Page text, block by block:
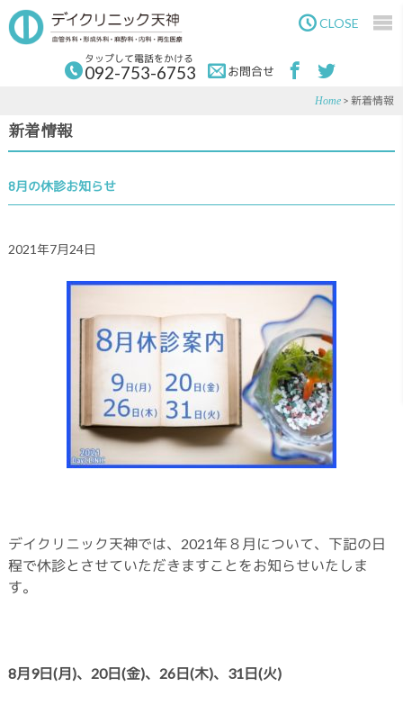
to
main
content
to
primary
sidebar
タップして電話をかける
092-753-6753 お問合せ
CLOSE
Home > 新着情報
新着情報
8月の休診お知らせ
2021年7月24日
デイクリニック天神では、2021年８月について、下記の日
程で休診とさせていただきますことをお知らせいたしま
す。
8月9日(月)、20日(金)、26日(木)、31日(火)